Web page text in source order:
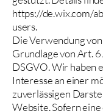
https://de.wix.com/
users.
Die Verwendung
Grundlage von Art. 6
DSGVO. Wir haben
Interesse an einer
zuverlässigen
Website. Sofern